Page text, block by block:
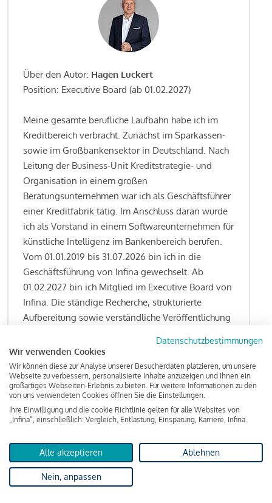
Über den Autor: Hagen Luckert
Position: Executive Board (ab 01.02.2027)
Meine gesamte berufliche Laufbahn habe ich im
Kreditbereich verbracht. Zunächst im Sparkassen-
sowie im Großbankensektor in Deutschland. Nach
Leitung der Business-Unit Kreditstrategie- und
Organisation in einem großen
Beratungsunternehmen war ich als Geschäftsführer
einer Kreditfabrik tätig. Im Anschluss daran wurde
ich als Vorstand in einem Softwareunternehmen für
künstliche Intelligenz im Bankenbereich berufen.
Vom 01.01.2019 bis 31.07.2026 bin ich in die
Geschäftsführung von Infina gewechselt. Ab
01.02.2027 bin ich Mitglied im Executive Board von
Infina. Die ständige Recherche, strukturierte
Aufbereitung sowie verständliche Veröffentlichung
Kreditgeschäft gehören zu den wesentlichen
Schwerpunktsetzungen meiner Funktion.
Lesen Sie meine Finanzierungs-Tipps
KreditindexDas Wohnkredit Barometer
Datenschutzbestimmungen
Wir verwenden Cookies
Wir können diese zur Analyse unserer Besucherdaten platzieren, um unsere
Webseite zu verbessern, personalisierte Inhalte anzuzeigen und Ihnen ein
großartiges Webseiten-Erlebnis zu bieten. Für weitere Informationen zu den
von uns verwendeten Cookies öffnen Sie die Einstellungen.
Ihre Einwilligung und die cookie Richtlinie gelten für alle Websites von
„Infina“, einschließlich: Vergleich, Entlastung, Einsparung, Karriere, Infina.
Alle akzeptieren Ablehnen
Nein, anpassen